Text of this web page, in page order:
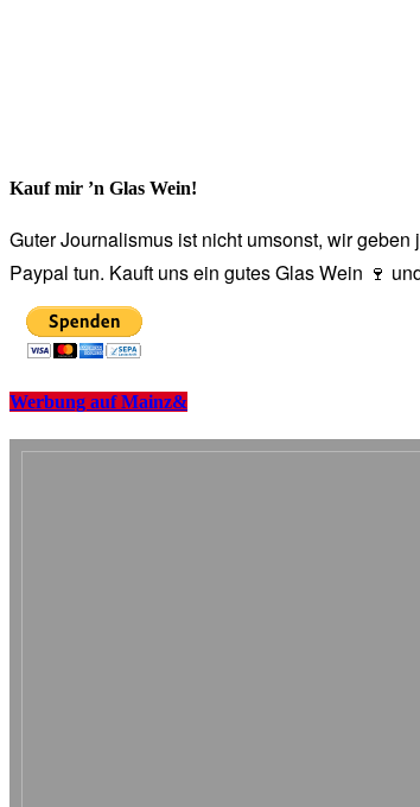
Kauf mir ’n Glas Wein!
Guter Journalismus ist nicht umsonst, wir
Paypal tun. Kauft uns ein gutes Glas Wein 🍷
Werbung auf Mainz&